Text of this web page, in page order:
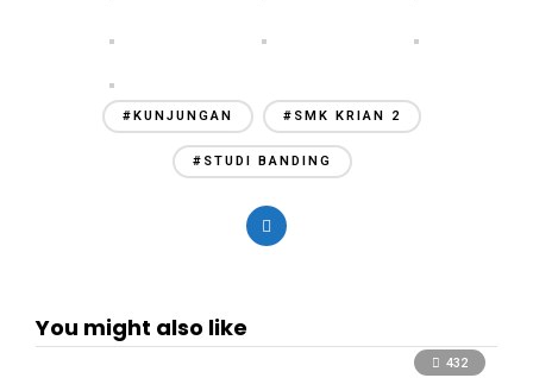
#KUNJUNGAN #SMK KRIAN 2
#STUDI BANDING
You might also like
432